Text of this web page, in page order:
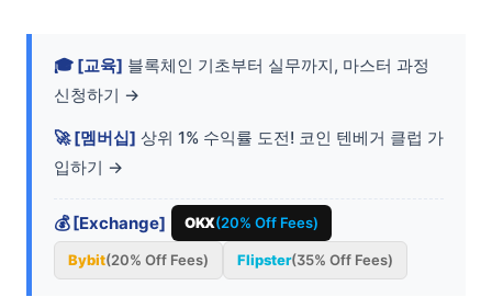
🎓 [교육] 블록체인 기초부터 실무까지, 마스터 과정
신청하기 →
🚀 [멤버십] 상위 1% 수익률 도전! 코인 텐베거 클럽 가
입하기 →
💰 [Exchange] OKX(20% Off Fees)
Bybit(20% Off Fees) Flipster(35% Off Fees)